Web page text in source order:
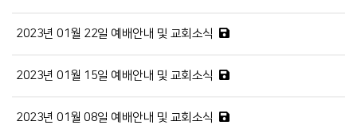
2023년 01월 22일 예배안내 및 교회소식
2023년 01월 15일 예배안내 및 교회소식
2023년 01월 08일 예배안내 및 교회소식